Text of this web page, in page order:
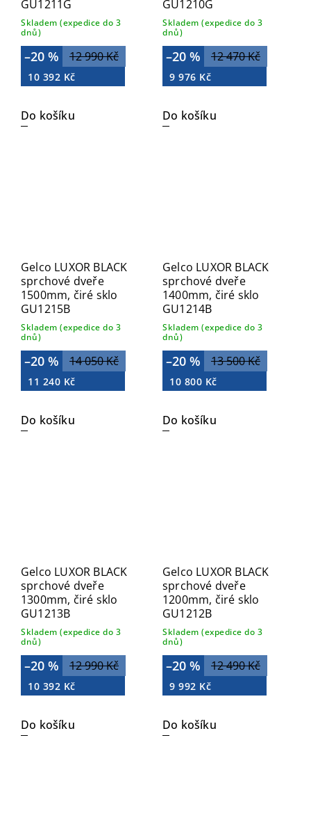
GU1211G
Skladem (expedice do 3
dnů)
12 990 Kč
–20 %
10 392 Kč
Do košíku
GU1210G
Skladem (expedice do 3
dnů)
12 470 Kč
–20 %
9 976 Kč
Do košíku
Gelco LUXOR BLACK
sprchové dveře
1500mm, čiré sklo
GU1215B
Skladem (expedice do 3
dnů)
14 050 Kč
–20 %
11 240 Kč
Do košíku
Gelco LUXOR BLACK
sprchové dveře
1400mm, čiré sklo
GU1214B
Skladem (expedice do 3
dnů)
13 500 Kč
–20 %
10 800 Kč
Do košíku
Gelco LUXOR BLACK
sprchové dveře
1300mm, čiré sklo
GU1213B
Skladem (expedice do 3
dnů)
12 990 Kč
–20 %
10 392 Kč
Do košíku
Gelco LUXOR BLACK
sprchové dveře
1200mm, čiré sklo
GU1212B
Skladem (expedice do 3
dnů)
12 490 Kč
–20 %
9 992 Kč
Do košíku